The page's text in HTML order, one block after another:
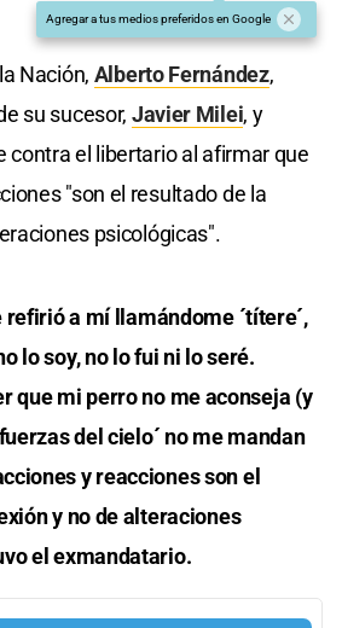
Agregar a tus medios preferidos en Google
Nación, Alberto Fernández,
su sucesor, Javier Milei, y
el libertario al afirmar que
"son el resultado de la
psicológicas".
a mí llamándome ´títere´,
lo soy, no lo fui ni lo seré.
que mi perro no me aconseja (y
del cielo´ no me mandan
y reacciones son el
y no de alteraciones
el exmandatario.